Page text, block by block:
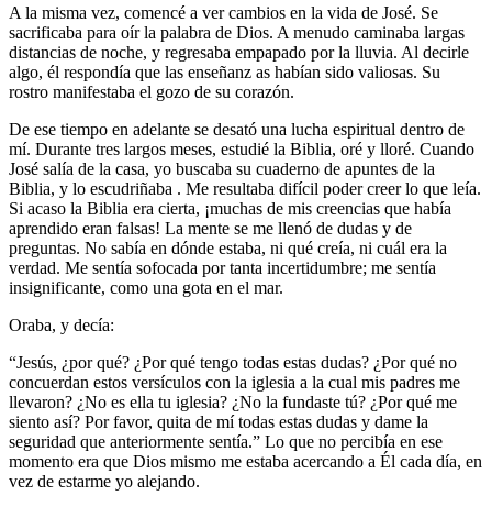
A la misma vez, comencé a ver cambios en la vida de José. Se
sacrificaba para oír la palabra de Dios. A menudo caminaba largas
distancias de noche, y regresaba empapado por la lluvia. Al decirle
algo, él respondía que las enseñanz as habían sido valiosas. Su
rostro manifestaba el gozo de su corazón.
De ese tiempo en adelante se desató una lucha espiritual dentro de
mí. Durante tres largos meses, estudié la Biblia, oré y lloré. Cuando
José salía de la casa, yo buscaba su cuaderno de apuntes de la
Biblia, y lo escudriñaba . Me resultaba difícil poder creer lo que leía.
Si acaso la Biblia era cierta, ¡muchas de mis creencias que había
aprendido eran falsas! La mente se me llenó de dudas y de
preguntas. No sabía en dónde estaba, ni qué creía, ni cuál era la
verdad. Me sentía sofocada por tanta incertidumbre; me sentía
insignificante, como una gota en el mar.
Oraba, y decía:
“Jesús, ¿por qué? ¿Por qué tengo todas estas dudas? ¿Por qué no
concuerdan estos versículos con la iglesia a la cual mis padres me
llevaron? ¿No es ella tu iglesia? ¿No la fundaste tú? ¿Por qué me
siento así? Por favor, quita de mí todas estas dudas y dame la
seguridad que anteriormente sentía.” Lo que no percibía en ese
momento era que Dios mismo me estaba acercando a Él cada día, en
vez de estarme yo alejando.